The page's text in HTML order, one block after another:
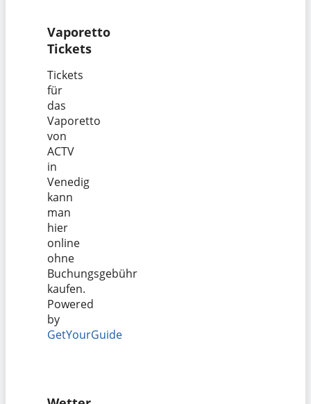
Vaporetto
Tickets
Tickets
für
das
Vaporetto
von
ACTV
in
Venedig
kann
man
hier
online
ohne
Buchungsgebühr
kaufen.
Powered
by
GetYourGuide